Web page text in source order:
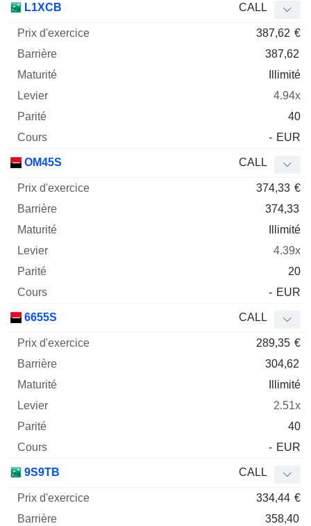
L1XCB CALL
387,62 €
387,62
Illimité
4.94x
40
- EUR
OM45S CALL
374,33 €
374,33
Illimité
4.39x
20
- EUR
6655S CALL
289,35 €
304,62
Illimité
2.51x
40
- EUR
9S9TB CALL
334,44 €
358,40